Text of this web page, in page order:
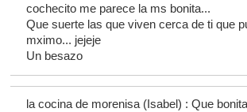
cochecito me parece la ms bonita...
Que suerte las que viven cerca de ti que
mximo... jejeje
Un besazo
la cocina de morenisa (Isabel) : Que